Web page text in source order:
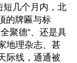
短几个月内，北
的牌匾与标
聚德”、还是具
地理杂志、甚
际线，通通被